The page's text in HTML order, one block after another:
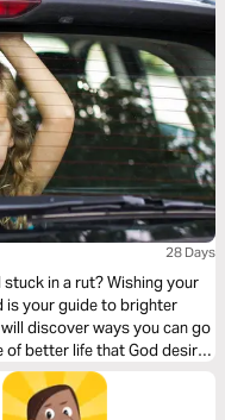
28 Days
in a rut? Wishing your
is your guide to brighter
discover ways you can go
better life that God desires